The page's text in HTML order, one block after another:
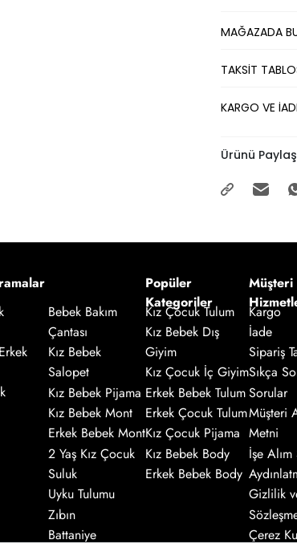
MAĞAZADA
TAKSİT
KARGO VE
Ürünü
Bebek Bakım
Çantası
Kız Bebek
Salopet
Kız Bebek Pijama
Kız Bebek Mont
Erkek Bebek Mont
2 Yaş Kız Çocuk
Suluk
Uyku Tulumu
Zıbın
Battaniye
Popüler
Kategoriler
Kız Çocuk Tulum
Kız Bebek Dış
Giyim
Kız Çocuk İç Giyim
Erkek Bebek Tulum
Erkek Çocuk Tulum
Kız Çocuk Pijama
Kız Bebek Body
Erkek Bebek Body
Müşteri
Kargo
İade
Sipariş
Sıkça
Sorular
Müşteri
Metni
İşe
Gizlilik
Çerez